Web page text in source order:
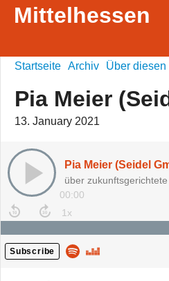
Mittelhessen
Startseite Archiv Über diesen
Pia Meier
13. January 2021
Pia Meier (Seidel
über
00:00
Subscribe